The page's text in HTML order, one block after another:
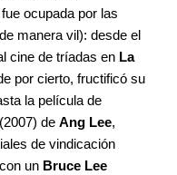
ocupada por las
manera vil): desde el
cine de tríadas en La
por cierto, fructificó su
la película de
(2007) de Ang Lee,
de vindicación
un Bruce Lee